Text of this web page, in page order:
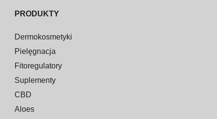
PRODUKTY
Dermokosmetyki
Pielęgnacja
Fitoregulatory
Suplementy
CBD
Aloes